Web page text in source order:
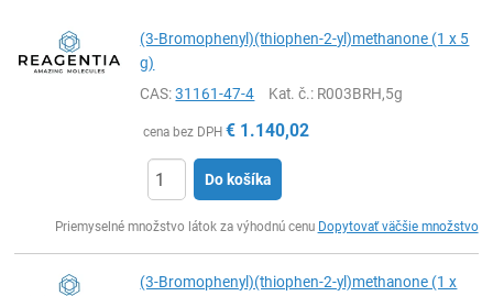
(3-Bromophenyl)(thiophen-2-yl)methanone (1 x 5
g)
CAS:31161-47-4 Kat. č.: R003BRH,5g
cena bez DPH € 1.140,02
Do košíka
Priemyselné množstvo látok za výhodnú cenu Dopytovať väčšie množstvo
(3-Bromophenyl)(thiophen-2-yl)methanone (1 x